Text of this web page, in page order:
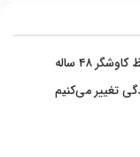
تغییر می‌کنیم